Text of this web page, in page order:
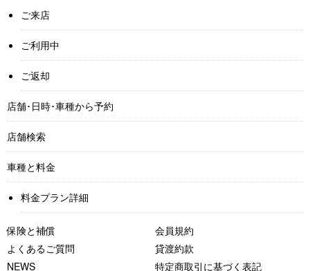
ご来店
ご利用中
ご返却
店舗･日時･車種から予約
店舗検索
車種と料金
料金プラン詳細
保険と補償
よくあるご質問
NEWS
会員規約
貸渡約款
特定商取引に基づく表記